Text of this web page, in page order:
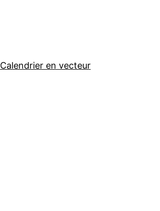
Calendrier en vecteur